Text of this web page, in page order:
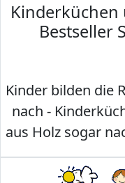
Kinderküchen
Bestseller
Kinder bilden die
nach -
aus Holz sogar